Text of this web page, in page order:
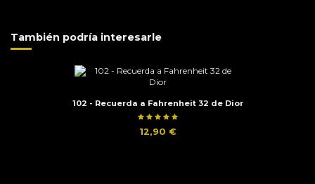
También podría interesarle
102 - Recuerda a Fahrenheit 32 de Dior
12,90 €